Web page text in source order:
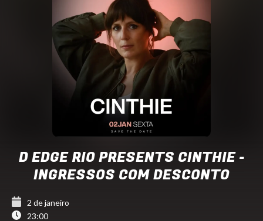
D EDGE RIO PRESENTS CINTHIE -
INGRESSOS COM DESCONTO
2 de janeiro
23:00